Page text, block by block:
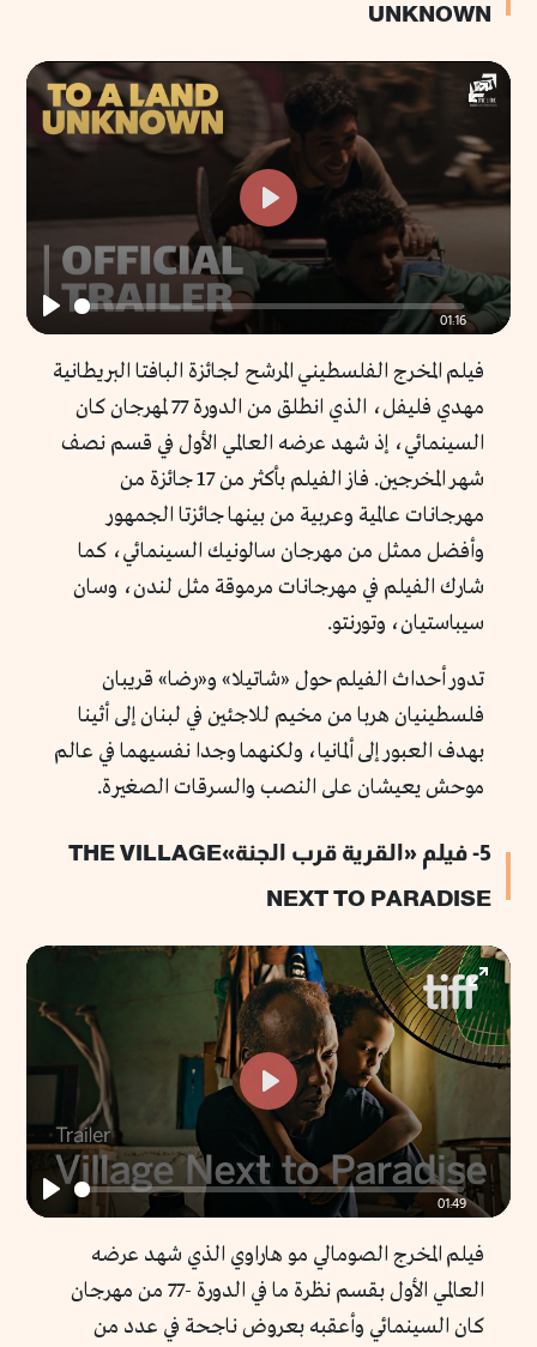
UNKNOWN
Play
01:16
Play
فيلم المخرج الفلسطيني المرشح لجائزة البافتا البريطانية
مهدي فليفل، الذي انطلق من الدورة 77 لمهرجان كان
السينمائي، إذ شهد عرضه العالمي الأول في قسم نصف
شهر المخرجين. فاز الفيلم بأكثر من 17 جائزة من
مهرجانات عالمية وعربية من بينها جائزتا الجمهور
وأفضل ممثل من مهرجان سالونيك السينمائي، كما
شارك الفيلم في مهرجانات مرموقة مثل لندن، وسان
سيباستيان، وتورنتو.
تدور أحداث الفيلم حول «شاتيلا» و«رضا» قريبان
فلسطينيان هربا من مخيم للاجئين في لبنان إلى أثينا
بهدف العبور إلى ألمانيا، ولكنهما وجدا نفسيهما في عالم
موحش يعيشان على النصب والسرقات الصغيرة.
5- فيلم «القرية قرب الجنة»THE VILLAGE
NEXT TO PARADISE
Play
01:49
Enter
Play
فيلم المخرج الصومالي مو هاراوي الذي شهد عرضه
العالمي الأول بقسم نظرة ما في الدورة -77 من مهرجان
كان السينمائي وأعقبه بعروض ناجحة في عدد من